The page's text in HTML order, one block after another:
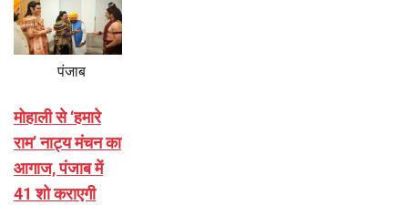
पंजाब
मोहाली से ‘हमारे
राम’ नाट्य मंचन का
आगाज, पंजाब में
41 शो कराएगी